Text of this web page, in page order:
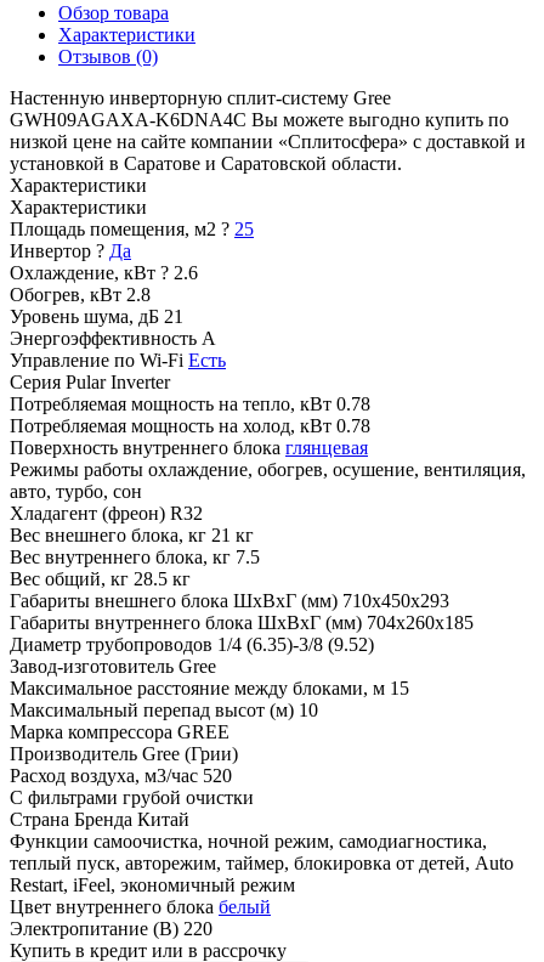
Обзор товара
Характеристики
Отзывов (0)
Настенную инверторную сплит-систему Gree
GWH09AGAXA-K6DNA4C Вы можете выгодно купить по
низкой цене на сайте компании «Сплитосфера» с доставкой и
установкой в Саратове и Саратовской области.
Характеристики
Характеристики
Площадь помещения, м2 ? 25
Инвертор ? Да
Охлаждение, кВт ? 2.6
Обогрев, кВт 2.8
Уровень шума, дБ 21
Энергоэффективность A
Управление по Wi-Fi Есть
Серия Pular Inverter
Потребляемая мощность на тепло, кВт 0.78
Потребляемая мощность на холод, кВт 0.78
Поверхность внутреннего блока глянцевая
Режимы работы охлаждение, обогрев, осушение, вентиляция,
авто, турбо, сон
Хладагент (фреон) R32
Вес внешнего блока, кг 21 кг
Вес внутреннего блока, кг 7.5
Вес общий, кг 28.5 кг
Габариты внешнего блока ШхВхГ (мм) 710x450x293
Габариты внутреннего блока ШхВхГ (мм) 704x260x185
Диаметр трубопроводов 1/4 (6.35)-3/8 (9.52)
Завод-изготовитель Gree
Максимальное расстояние между блоками, м 15
Максимальный перепад высот (м) 10
Марка компрессора GREE
Производитель Gree (Грии)
Расход воздуха, м3/час 520
С фильтрами грубой очистки
Страна Бренда Китай
Функции самоочистка, ночной режим, самодиагностика,
теплый пуск, авторежим, таймер, блокировка от детей, Auto
Restart, iFeel, экономичный режим
Цвет внутреннего блока белый
Электропитание (В) 220
Купить в кредит или в рассрочку